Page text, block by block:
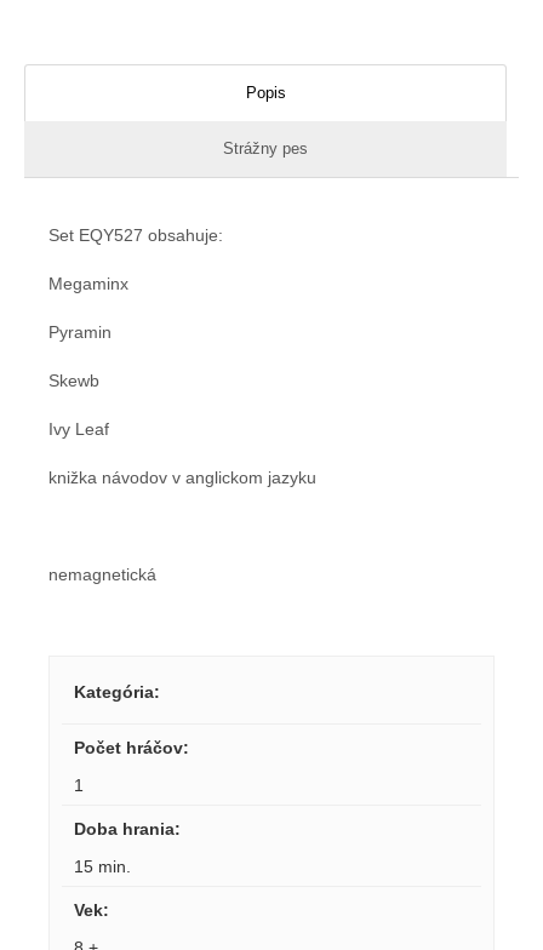
Popis
Strážny pes
Set EQY527 obsahuje:
Megaminx
Pyramin
Skewb
Ivy Leaf
knižka návodov v anglickom jazyku
nemagnetická
Kategória:
Počet hráčov:
1
Doba hrania:
15 min.
Vek: